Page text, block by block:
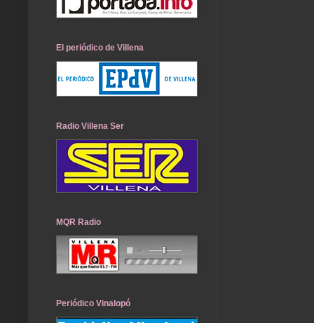
El periódico de Villena
Radio Villena Ser
MQR Radio
Periódico Vinalopó